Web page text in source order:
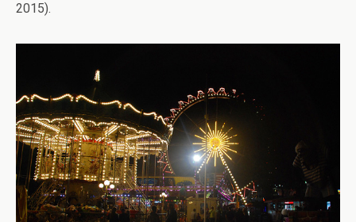
2015).